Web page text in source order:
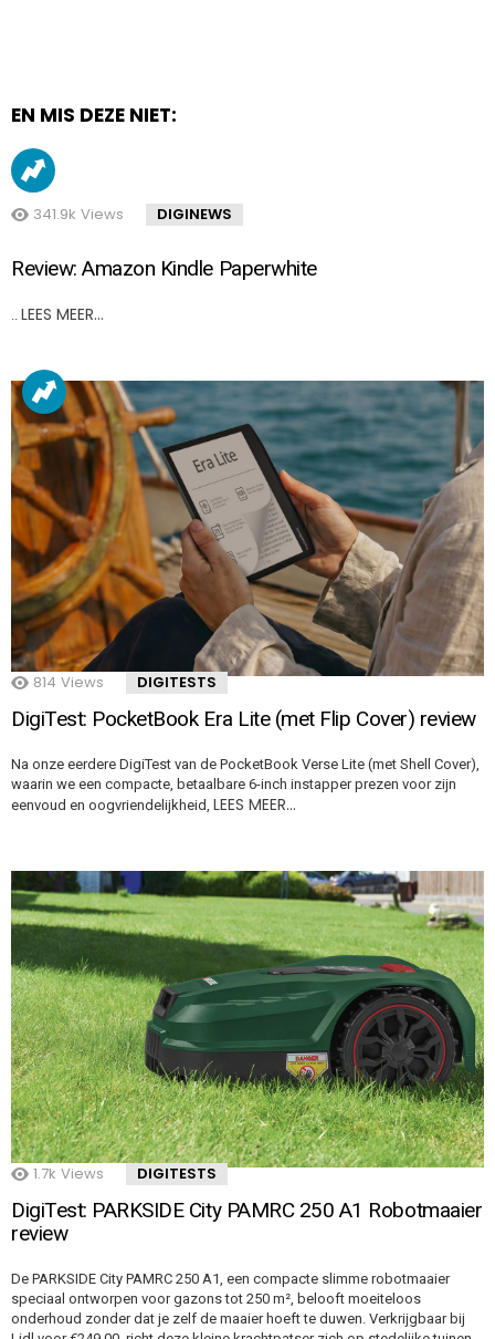
EN MIS DEZE NIET:
341.9k Views DIGINEWS
Review: Amazon Kindle Paperwhite
LEES MEER…
814 Views DIGITESTS
DigiTest: PocketBook Era Lite (met Flip Cover) review
Na onze eerdere DigiTest van de PocketBook Verse Lite (met Shell Cover),
waarin we een compacte, betaalbare 6-inch instapper prezen voor zijn
eenvoud en oogvriendelijkheid, LEES MEER…
1.7k Views DIGITESTS
DigiTest: PARKSIDE City PAMRC 250 A1 Robotmaaier
review
De PARKSIDE City PAMRC 250 A1, een compacte slimme robotmaaier
speciaal ontworpen voor gazons tot 250 m², belooft moeiteloos
onderhoud zonder dat je zelf de maaier hoeft te duwen. Verkrijgbaar bij